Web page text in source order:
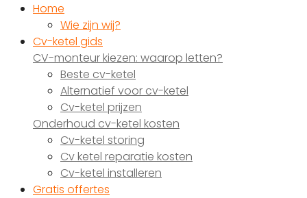
Home
Wie zijn wij?
Cv-ketel gids
CV-monteur kiezen: waarop letten?
Beste cv-ketel
Alternatief voor cv-ketel
Cv-ketel prijzen
Onderhoud cv-ketel kosten
Cv-ketel storing
Cv ketel reparatie kosten
Cv-ketel installeren
Gratis offertes